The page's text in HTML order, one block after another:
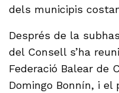
dels municipis
Després de la
del Consell s’ha
Federació Balear de
Domingo Bonnín, i el